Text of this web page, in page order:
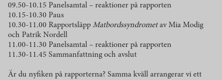
09.50-10.15 Panelsamtal – reaktioner på rapporten
10.15-10.30 Paus
10.30-11.00 Rapportsläpp Matbordssyndrometav Mia Modig
och Patrik Nordell
11.00-11.30 Panelsamtal – reaktioner på rapporten
11.30-11.45 Sammanfattning och avslut
Är du nyfiken på rapporterna? Samma kväll arrangerar vi ett